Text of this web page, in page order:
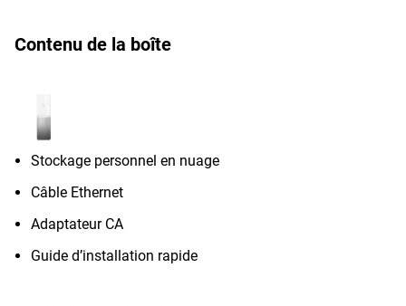
Contenu de la boîte
Stockage personnel en nuage
Câble Ethernet
Adaptateur CA
Guide d’installation rapide